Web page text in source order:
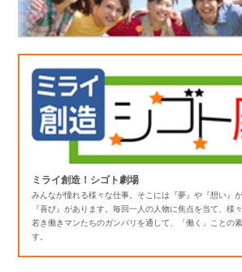
ミライ創造！シゴト劇場
みんなが憧れる様々な仕事。そこには『夢』や『想い』
『喜び』があります。毎回一人の人物に焦点を当て、様
若き働きマンたちのガンバリを通して、「働く」ことの
す。